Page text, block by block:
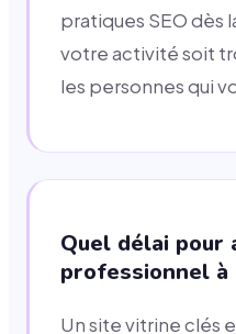
pratiques SEO dès
votre activité soit
les personnes qui
Quel délai pour
professionnel à
Un site vitrine clés